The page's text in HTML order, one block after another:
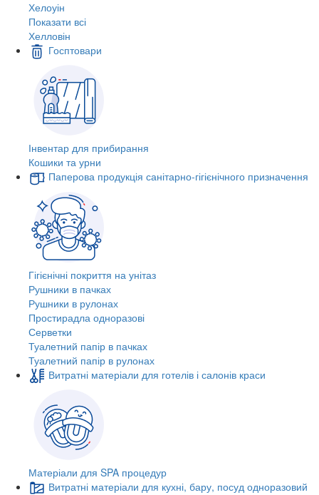
Хелоуін
Показати всі
Хелловін
Госптовари
Інвентар для прибирання
Кошики та урни
Паперова продукція санітарно-гігієнічного призначення
Гігієнічні покриття на унітаз
Рушники в пачках
Рушники в рулонах
Простирадла одноразові
Серветки
Туалетний папір в пачках
Туалетний папір в рулонах
Витратні матеріали для готелів і салонів краси
Матеріали для SPA процедур
Витратні матеріали для кухні, бару, посуд одноразовий